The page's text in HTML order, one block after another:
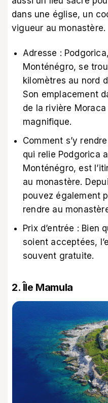
dans une église, un
vigueur au monastère.
Adresse :
Monténégro, se
kilomètres au nord
Son emplacement
de la rivière
magnifique.
Comment s’y
qui relie Podgorica
Monténégro, est
au monastère.
pouvez également
rendre au
Prix d’entrée : Bien
soient acceptées,
souvent gratuite.
2. Île Mamula